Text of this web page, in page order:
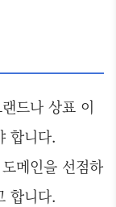
드나 상표 이
합니다.
메인을 선점하
합니다.